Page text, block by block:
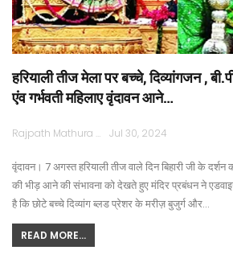
हरियाली तीज मेला पर बच्चे, दिव्यांगजन ,
एंव गर्भवती महिलाए वृंदावन आने…
Rajpath Mathura Jul 30, 2024
वृंदावन। 7 अगस्त हरियाली तीज वाले दिन बिहारी जी के
की भीड़ आने की संभावना को देखते हुए मंदिर प्रबंधन ने
है कि छोटे बच्चे दिव्यांग ब्लड प्रेशर के मरीज़ बुजुर्ग और…
READ MORE...